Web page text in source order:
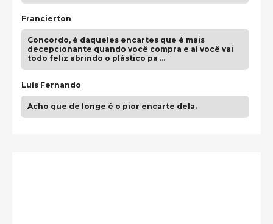
Francierton
Concordo, é daqueles encartes que é mais
decepcionante quando você compra e aí você vai
todo feliz abrindo o plástico pa …
Luís Fernando
Acho que de longe é o pior encarte dela.